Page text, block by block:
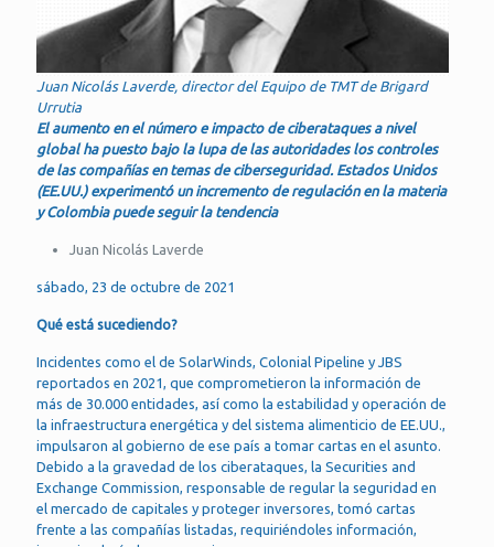
Juan Nicolás Laverde, director del Equipo de TMT de Brigard
Urrutia
El aumento en el número e impacto de ciberataques a nivel
global ha puesto bajo la lupa de las autoridades los controles
de las compañías en temas de ciberseguridad. Estados Unidos
(EE.UU.) experimentó un incremento de regulación en la materia
y Colombia puede seguir la tendencia
Juan Nicolás Laverde
sábado, 23 de octubre de 2021
Qué está sucediendo?
Incidentes como el de SolarWinds, Colonial Pipeline y JBS
reportados en 2021, que comprometieron la información de
más de 30.000 entidades, así como la estabilidad y operación de
la infraestructura energética y del sistema alimenticio de EE.UU.,
impulsaron al gobierno de ese país a tomar cartas en el asunto.
Debido a la gravedad de los ciberataques, la Securities and
Exchange Commission, responsable de regular la seguridad en
el mercado de capitales y proteger inversores, tomó cartas
frente a las compañías listadas, requiriéndoles información,